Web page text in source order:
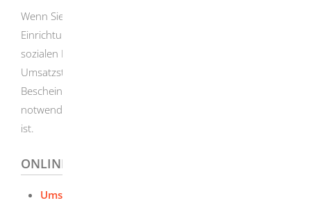
Wenn Sie Leistungen in allgemein- und berufsbildenden
Einrichtungen im Bereich der Gesundheits-, Heil und
sozialen Berufe erbringen, können Sie sich von der
Umsatzsteuer befreien lassen. Hierzu ist eine
Bescheinigung des Regierungspräsidiums Freiburg
notwendig, die dem zuständigen Finanzamt vorzulegen
ist.
ONLINEANTRAG UND FORMULARE
Umsatzsteuerbefreiung berufliche